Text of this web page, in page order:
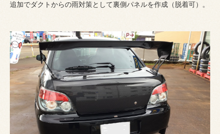
追加でダクトからの雨対策として裏側パネルを作成（脱着可）。